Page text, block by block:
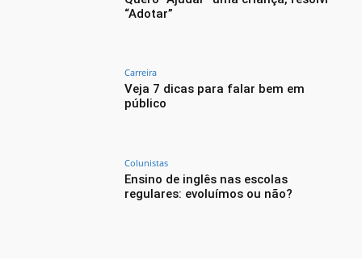
“Adotar”
Carreira
Veja 7 dicas para falar bem em
público
Colunistas
Ensino de inglês nas escolas
regulares: evoluímos ou não?